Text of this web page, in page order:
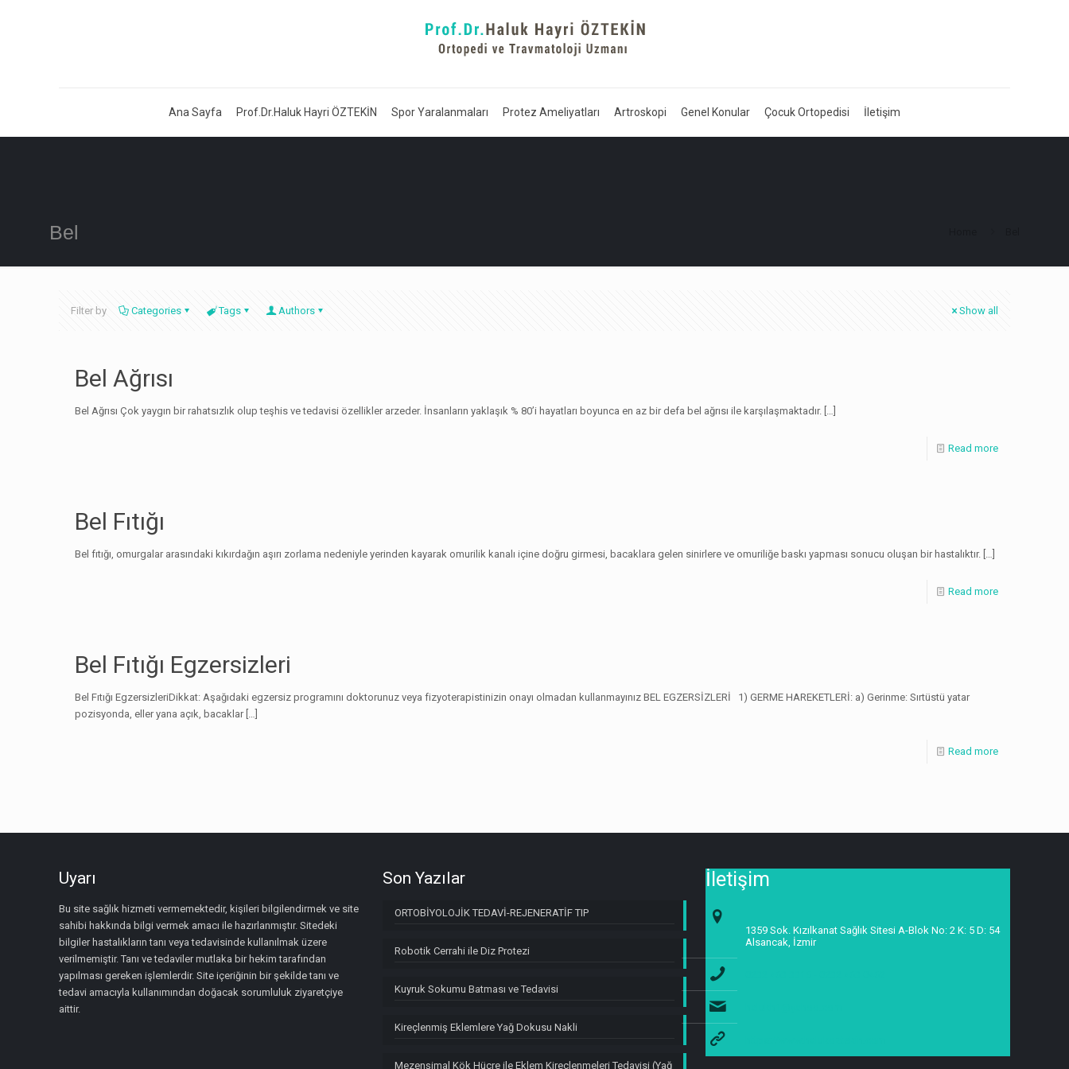
Ana Sayfa Prof.Dr.Haluk Hayri ÖZTEKİN Spor Yaralanmaları Protez Ameliyatları Artroskopi Genel Konular Çocuk Ortopedisi İletişim
Bel
Filter by Categories Tags Authors Show all
Bel Ağrısı
Bel Ağrısı Çok yaygın bir rahatsızlık olup teşhis ve tedavisi özellikler arzeder. İnsanların yaklaşık % 80’i hayatları boyunca en az bir defa bel ağrısı ile karşılaşmaktadır. […]
Read more
Bel Fıtığı
Bel fıtığı, omurgalar arasındaki kıkırdağın aşırı zorlama nedeniyle yerinden kayarak omurilik kanalı içine doğru girmesi, bacaklara gelen sinirlere ve omuriliğe baskı yapması sonucu oluşan bir hastalıktır. […]
Read more
Bel Fıtığı Egzersizleri
Bel Fıtığı EgzersizleriDikkat: Aşağıdaki egzersiz programını doktorunuz veya fizyoterapistinizin onayı olmadan kullanmayınız BEL EGZERSİZLERİ 1) GERME HAREKETLERİ: a) Gerinme: Sırtüstü yatar
pozisyonda, eller yana açık, bacaklar[…]
Read more
Uyarı
Bu site sağlık hizmeti vermemektedir, kişileri bilgilendirmek ve site
sahibi hakkında bilgi vermek amacı ile hazırlanmıştır. Sitedeki
bilgiler hastalıkların tanı veya tedavisinde kullanılmak üzere
verilmemiştir. Tanı ve tedaviler mutlaka bir hekim tarafından
yapılması gereken işlemlerdir. Site içeriğinin bir şekilde tanı ve
tedavi amacıyla kullanımından doğacak sorumluluk ziyaretçiye
aittir.
Son Yazılar
ORTOBİYOLOJİK TEDAVİ-REJENERATİF TIP
Robotik Cerrahi ile Diz Protezi
Kuyruk Sokumu Batması ve Tedavisi
Kireçlenmiş Eklemlere Yağ Dokusu Nakli
Mezenşimal Kök Hücre ile Eklem Kireçlenmeleri Tedavisi (Yağ
İletişim
1359 Sok. Kızılkanat Sağlık Sitesi A-Blok No: 2 K: 5 D: 54
Alsancak, İzmir